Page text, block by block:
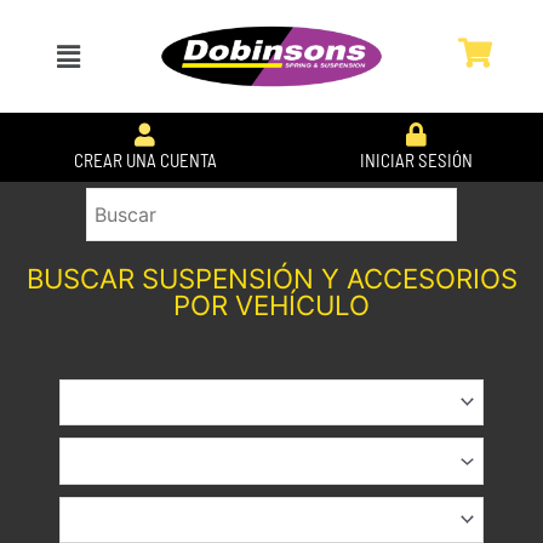
contenido
Menú
CREAR UNA CUENTA INICIAR SESIÓN
BUSCAR SUSPENSIÓN Y ACCESORIOS
POR VEHÍCULO